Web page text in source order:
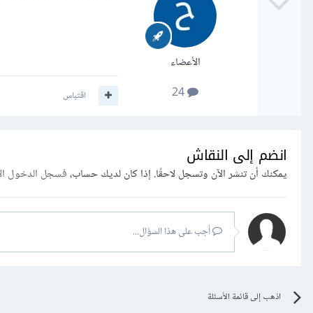
الأعضاء
اقتباس
انضم إلى النقاش
يمكنك أن تنشر الآن وتسجل لاحقًا. إذا كان لديك حساب،فسجل الدخول
أجب على هذا السؤال...
اذهب إلى قائمة الأسئلة